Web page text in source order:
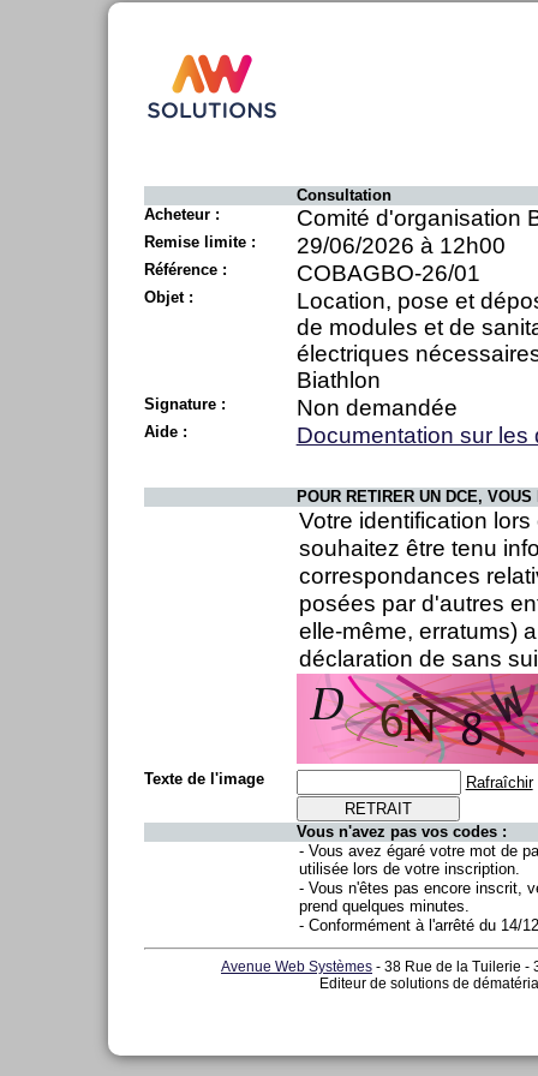
Consultation
Acheteur :
Comité d'organisation
Remise limite : 29/06/2026 à 12h00
Référence : COBAGBO-26/01
Objet :
Location, pose et
de modules et de
électriques
Biathlon
Signature : Non demandée
Aide : Documentation sur les
POUR RETIRER UN DCE,
Votre identification
souhaitez être tenu
correspondances
posées par d'autres
elle-même, erratums)
déclaration de sans
Texte de l'image Rafraîchir
Vous n'avez pas vos codes :
- Vous avez égaré votre mot de
utilisée lors de votre inscription.
- Vous n'êtes pas encore inscrit,
prend quelques minutes.
- Conformément à l'arrêté du 14/
Avenue Web Systèmes - 38 Rue de la Tuilerie -
Editeur de solutions de